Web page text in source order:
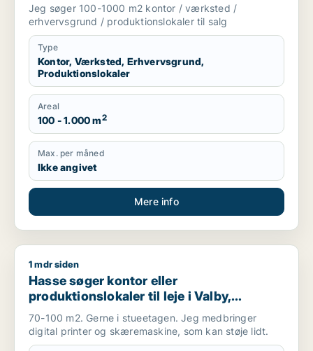
Jeg søger 100-1000 m2 kontor / værksted /
erhvervsgrund / produktionslokaler til salg
Type
Kontor, Værksted, Erhvervsgrund,
Produktionslokaler
Areal
100 - 1.000 m2
Max. per måned
Ikke angivet
Mere info
Hasse søger kontor eller produktionslokaler til leje i Valby,
1 mdr siden
Hasse søger kontor eller
produktionslokaler til leje i Valby,
Albertslund eller Vallensbæk m.fl.
70-100 m2. Gerne i stueetagen. Jeg medbringer
digital printer og skæremaskine, som kan støje lidt.